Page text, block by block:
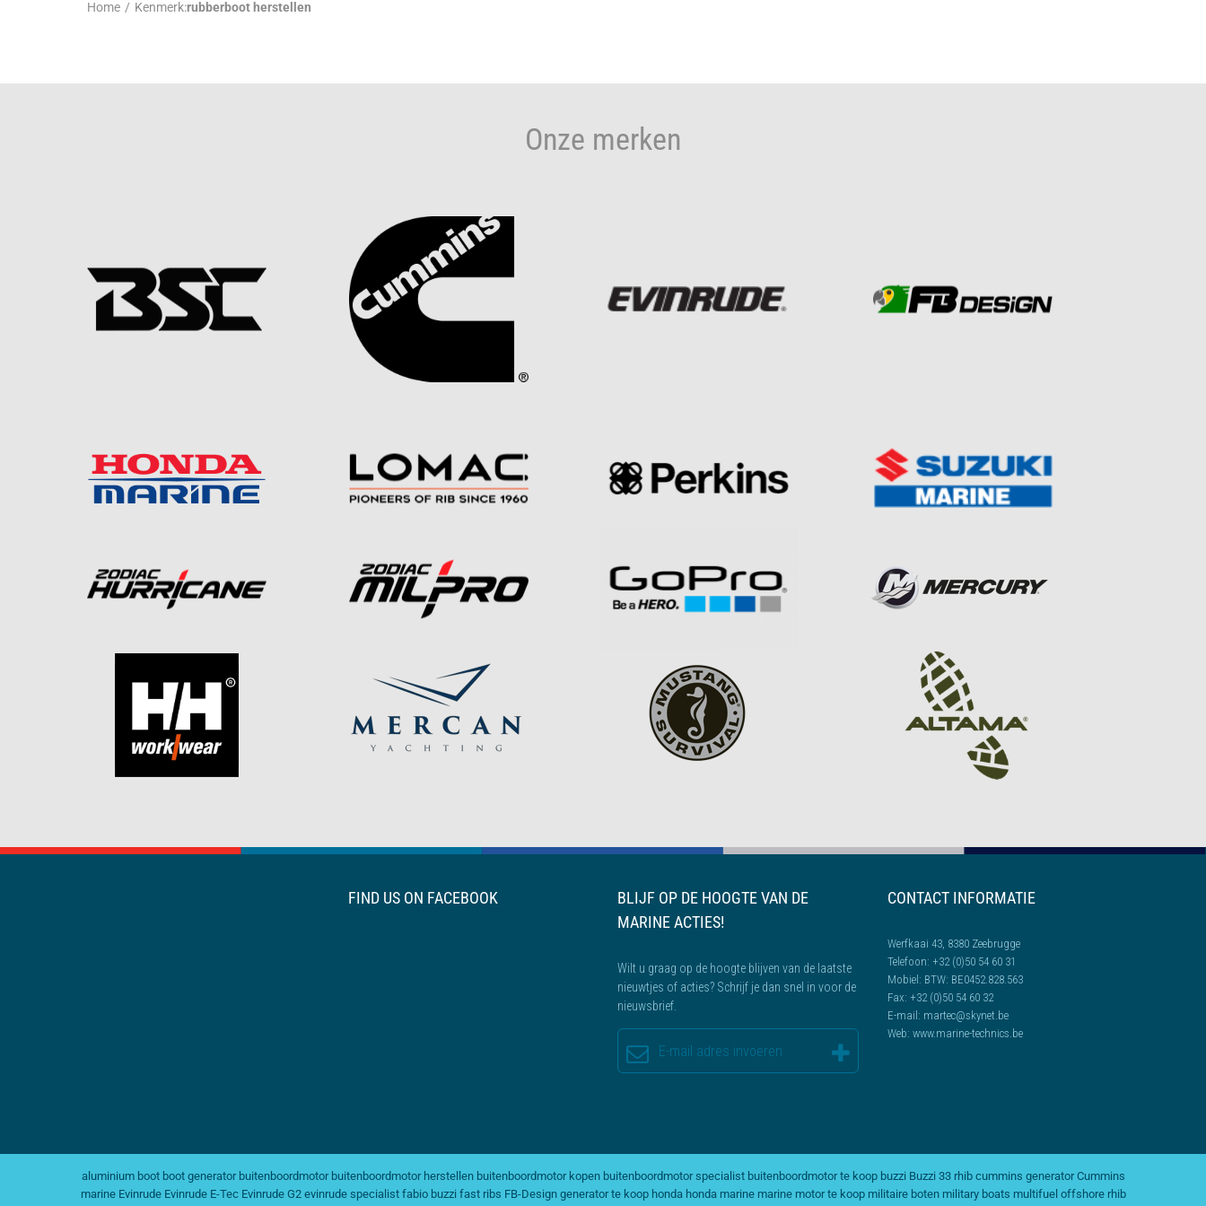
Home / Kenmerk:rubberboot herstellen
Onze merken
FIND US ON FACEBOOK
BLIJF OP DE HOOGTE VAN DE
MARINE ACTIES!
Wilt u graag op de hoogte blijven van de laatste
nieuwtjes of acties? Schrijf je dan snel in voor de
nieuwsbrief.
CONTACT INFORMATIE
Werfkaai 43, 8380 Zeebrugge
Telefoon: +32 (0)50 54 60 31
Mobiel: BTW: BE0452.828.563
Fax: +32 (0)50 54 60 32
E-mail: martec@skynet.be
Web: www.marine-technics.be
aluminium boot boot generator buitenboordmotor buitenboordmotor herstellen buitenboordmotor kopen buitenboordmotor specialist buitenboordmotor te koop buzzi Buzzi 33 rhib cummins generator Cummins
marine Evinrude Evinrude E-Tec Evinrude G2 evinrude specialist fabio buzzi fast ribs FB-Design generator te koop honda honda marine marine motor te koop militaire boten military boats multifuel offshore rhib